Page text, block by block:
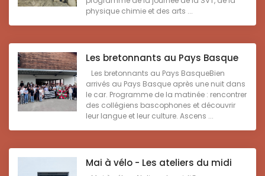
physique chimie et des arts ...
Les bretonnants au Pays Basque
Les bretonnants au Pays BasqueBien
arrivés au Pays Basque après une nuit dans
le car. Programme de la matinée : rencontrer
des collégiens bascophones et découvrir
leur langue et leur culture. Ascens ...
Mai à vélo - Les ateliers du midi